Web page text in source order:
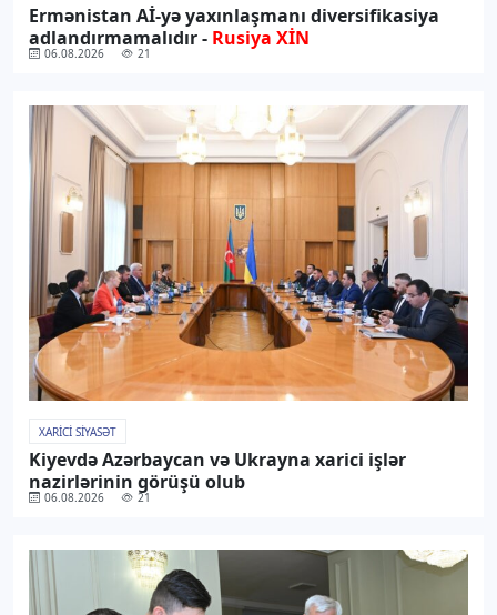
Ermənistan Aİ-yə yaxınlaşmanı diversifikasiya
adlandırmamalıdır - Rusiya XİN
06.08.2026 21
XARICI SIYASƏT
Kiyevdə Azərbaycan və Ukrayna xarici işlər
nazirlərinin görüşü olub
06.08.2026 21